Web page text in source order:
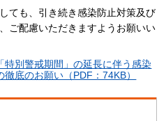
ても、引き続き感染防止対策及び
ご配慮いただきますようお願いい
特別警戒期間」の延長に伴う感染
底のお願い（PDF：74KB）